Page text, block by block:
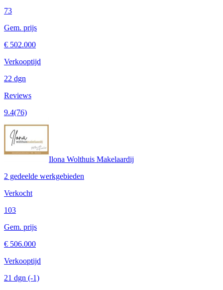
73
Gem. prijs
€ 502.000
Verkooptijd
22 dgn
Reviews
9.4(76)
Ilona Wolthuis Makelaardij
2 gedeelde werkgebieden
Verkocht
103
Gem. prijs
€ 506.000
Verkooptijd
21 dgn (-1)